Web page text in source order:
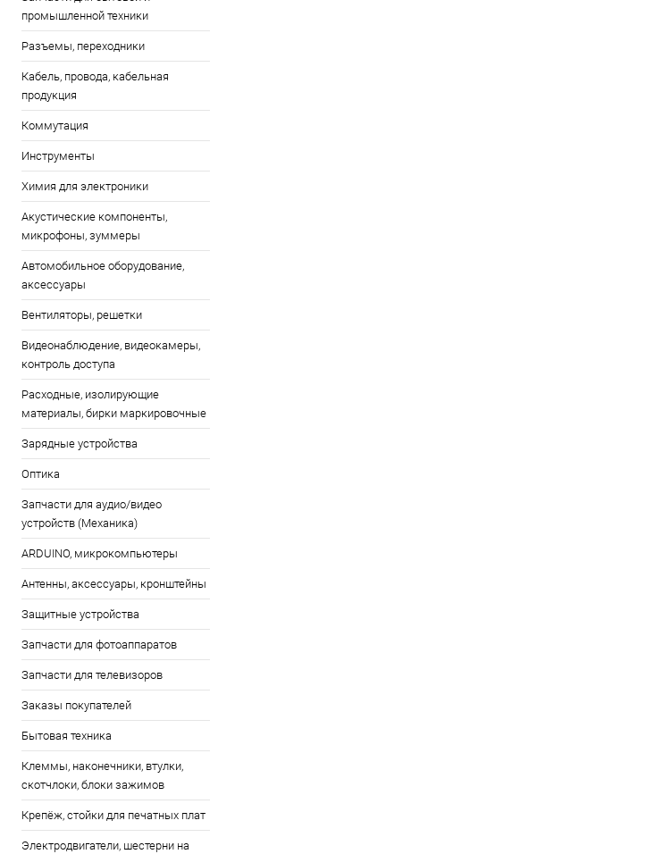
промышленной техники
Разъемы, переходники
Кабель, провода, кабельная
продукция
Коммутация
Инструменты
Химия для электроники
Акустические компоненты,
микрофоны, зуммеры
Автомобильное оборудование,
аксессуары
Вентиляторы, решетки
Видеонаблюдение, видеокамеры,
контроль доступа
Расходные, изолирующие
материалы, бирки маркировочные
Зарядные устройства
Оптика
Запчасти для аудио/видео
устройств (Механика)
ARDUINO, микрокомпьютеры
Антенны, аксессуары, кронштейны
Защитные устройства
Запчасти для фотоаппаратов
Запчасти для телевизоров
Заказы покупателей
Бытовая техника
Клеммы, наконечники, втулки,
скотчлоки, блоки зажимов
Крепёж, стойки для печатных плат
Электродвигатели, шестерни на